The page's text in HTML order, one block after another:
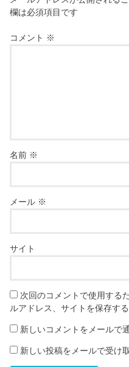
欄は必須項目です
コメント ※
名前 ※
メール ※
サイト
次回のコメントで使用する
ルアドレス、サイトを保存する
新しいコメントをメールで
新しい投稿をメールで受け